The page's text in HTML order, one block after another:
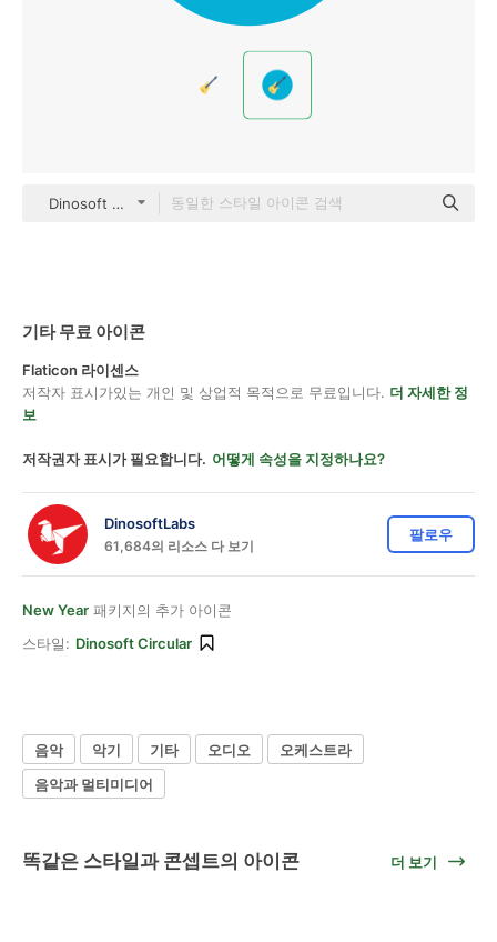
Dinosoft Circular
기타 무료 아이콘
Flaticon 라이센스
저작자 표시가있는 개인 및 상업적 목적으로 무료입니다. 더 자세한 정
보
저작권자 표시가 필요합니다. 어떻게 속성을 지정하나요?
DinosoftLabs
61,684의 리소스 다 보기
팔로우
New Year 패키지의 추가 아이콘
스타일: Dinosoft Circular
음악 악기 기타 오디오
오케스트라
음악과 멀티미디어
똑같은 스타일과 콘셉트의 아이콘 더 보기